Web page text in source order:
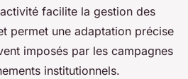
facilite la gestion des
permet une adaptation précise
imposés par les campagnes
institutionnels.